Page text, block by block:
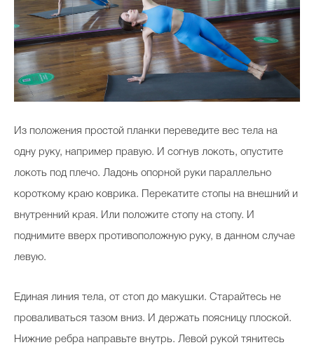
Из положения простой планки переведите вес тела на
одну руку, например правую. И согнув локоть, опустите
локоть под плечо. Ладонь опорной руки параллельно
короткому краю коврика. Перекатите стопы на внешний и
внутренний края. Или положите стопу на стопу. И
поднимите вверх противоположную руку, в данном случае
левую.
Единая линия тела, от стоп до макушки. Старайтесь не
проваливаться тазом вниз. И держать поясницу плоской.
Нижние ребра направьте внутрь. Левой рукой тянитесь